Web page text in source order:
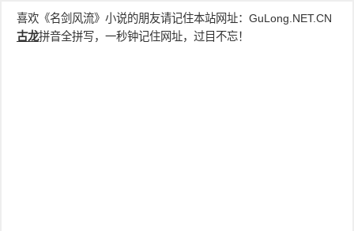
喜欢《名剑风流》小说的朋友请记住本站网址： GuLong.NET.CN
古龙拼音全拼写，一秒钟记住网址，过目不忘！